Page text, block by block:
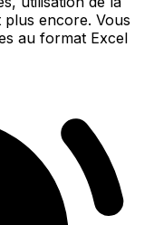
encore. Vous
au format Excel